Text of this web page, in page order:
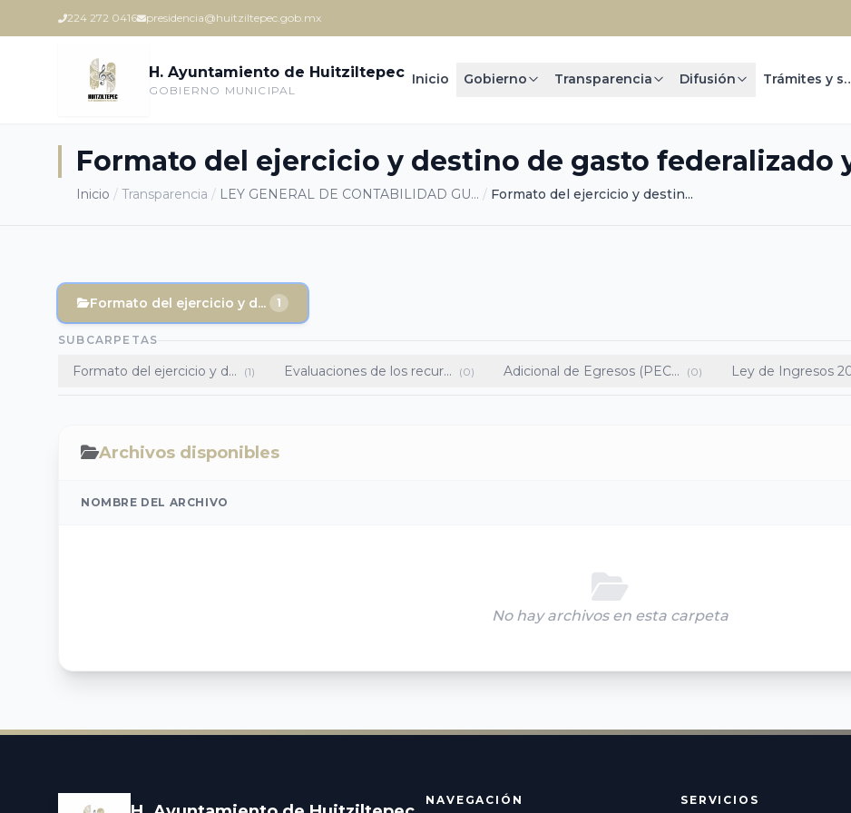
224 272 0416 presidencia@huitziltepec.gob.mx
H. Ayuntamiento de Huitziltepec
GOBIERNO MUNICIPAL
Inicio Gobierno Transparencia Difusión
Formato del ejercicio y destino de gasto
Inicio / Transparencia / LEY GENERAL DE CONTABILIDAD GU... / Formato del ejercicio y destin...
Formato del ejercicio y d... 1
SUBCARPETAS
Formato del ejercicio y d... (1) Evaluaciones de los recur... (0) Adicional de Egresos (PEC... (0) Ley de Ingresos
Archivos disponibles
NOMBRE DEL ARCHIVO
No hay archivos en esta carpeta
NAVEGACIÓN SERVICIOS